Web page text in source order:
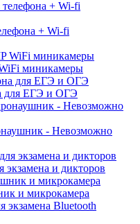
+ Wi-fi
миникамеры
для ЕГЭ и ОГЭ
- Невозможно
и дикторов
и микрокамера